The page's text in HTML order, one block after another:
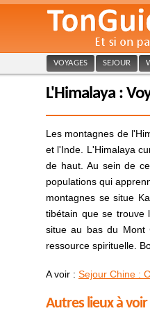
VOYAGES SEJOUR
L'Himalaya :
Les montagnes de
et l'Inde. L'Himalaya
de haut. Au sein de
populations qui
montagnes se situe
tibétain que se trouve
situe au bas du Mont
ressource spirituelle.
A voir : Sejour Chine :
Autres lieux à voir